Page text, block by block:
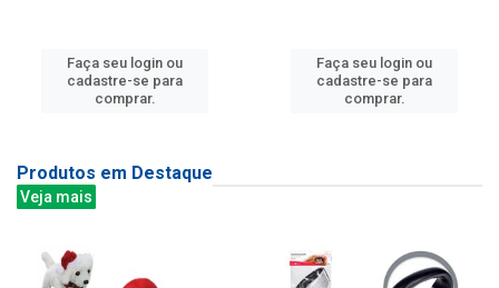
Faça seu login ou
cadastre-se para
comprar.
Faça seu login ou
cadastre-se para
comprar.
Produtos em Destaque
Veja mais